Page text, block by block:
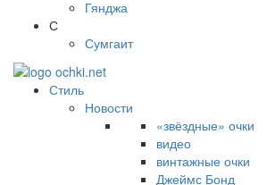
Гянджа
С
Сумгаит
Стиль
Новости
«звёздные» очки
видео
винтажные очки
Джеймс Бонд